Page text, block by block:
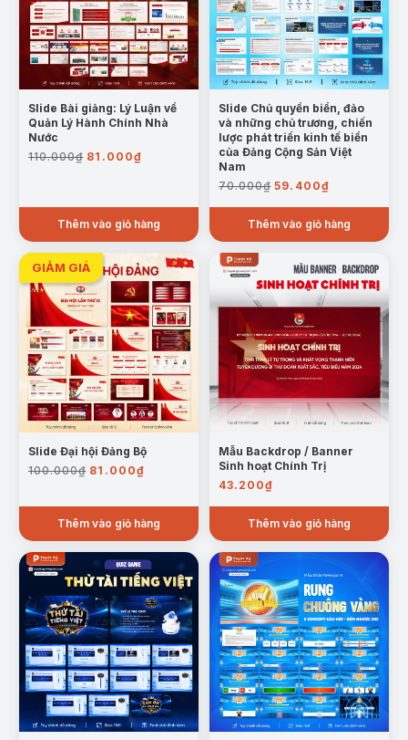
Slide Bài giảng: Lý Luận về
Quản Lý Hành Chính Nhà
Nước
110.000₫ Giá
110.000₫.
81.000₫Giá
là:
81.000₫.
Thêm vào giỏ hàng
Slide Chủ quyền biển, đảo
và những chủ trương, chiến
lược phát triển kinh tế biển
của Đảng Cộng Sản Việt
Nam
70.000₫ Giá
là:
70.000₫.
59.400₫Giá
tại
Thêm vào giỏ hàng
Slide Đại hội Đảng Bộ
100.000₫ Giá
là:
100.000₫.
81.000₫Giá
tại
là:
81.000₫.
Thêm vào giỏ hàng
Mẫu Backdrop / Banner
Sinh hoạt Chính Trị
43.200₫
Thêm vào giỏ hàng